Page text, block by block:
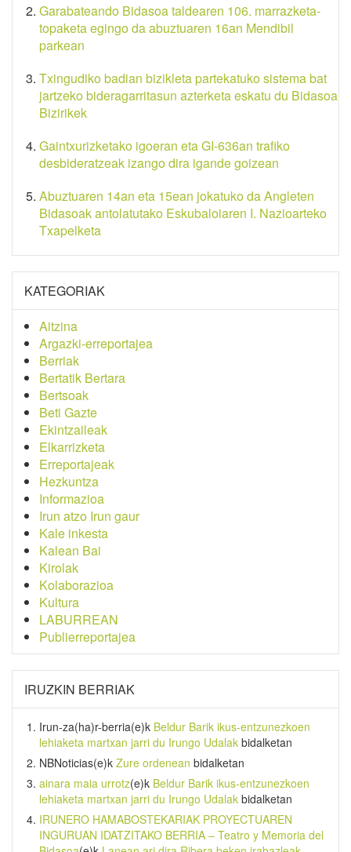
Garabateando Bidasoa taldearen 106. marrazketa-
topaketa egingo da abuztuaren 16an Mendibil
parkean
Txingudiko badian bizikleta partekatuko sistema bat
jartzeko bideragarritasun azterketa eskatu du Bidasoa
Bizirikek
Gaintxurizketako igoeran eta GI-636an trafiko
desbideratzeak izango dira igande goizean
Abuztuaren 14an eta 15ean jokatuko da Angleten
Bidasoak antolatutako Eskubaloiaren I. Nazioarteko
Txapelketa
KATEGORIAK
Aitzina
Argazki-erreportajea
Berriak
Bertatik Bertara
Bertsoak
Beti Gazte
Ekintzaileak
Elkarrizketa
Erreportajeak
Hezkuntza
Informazioa
Irun atzo Irun gaur
Kale inkesta
Kalean Bai
Kirolak
Kolaborazioa
Kultura
LABURREAN
Publierreportajea
IRUZKIN BERRIAK
Irun-za(ha)r-berria(e)k Beldur Barik ikus-entzunezkoen
lehiaketa martxan jarri du Irungo Udalak bidalketan
NBNoticias(e)k Zure ordenean bidalketan
ainara maia urrotz(e)k Beldur Barik ikus-entzunezkoen
lehiaketa martxan jarri du Irungo Udalak bidalketan
IRUNERO HAMABOSTEKARIAK PROYECTUAREN
INGURUAN IDATZITAKO BERRIA – Teatro y Memoria del